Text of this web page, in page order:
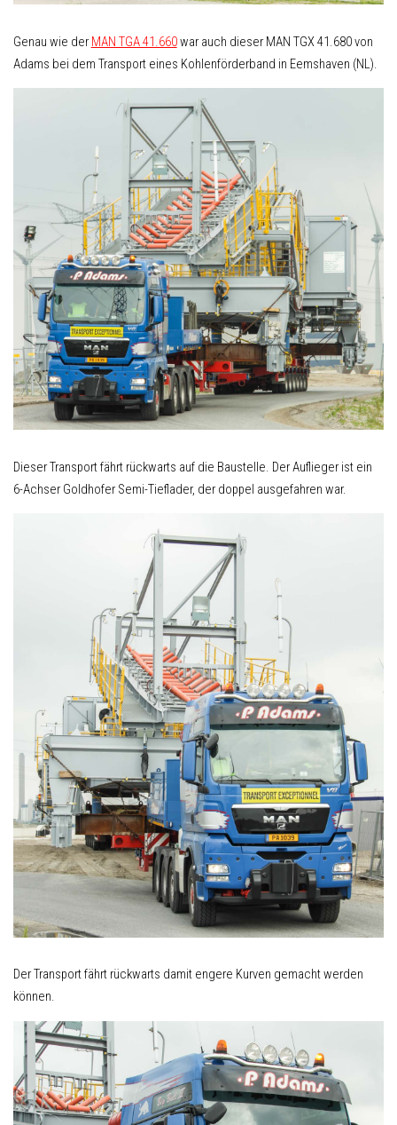
Genau wie derMAN TGA 41.660war auch dieser MAN TGX 41.680 von
Adams bei dem Transport eines Kohlenförderband in Eemshaven (NL).
Dieser Transport fährt rückwarts auf die Baustelle. Der Auflieger ist ein
6-Achser Goldhofer Semi-Tieflader, der doppel ausgefahren war.
Der Transport fährt rückwarts damit engere Kurven gemacht werden
können.